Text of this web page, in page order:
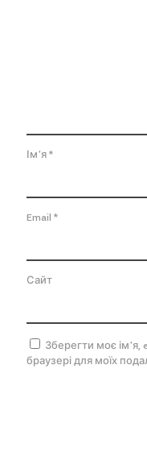
Ім'я*
Email *
Сайт
Зберегти моє ім'я,
браузері для моїх